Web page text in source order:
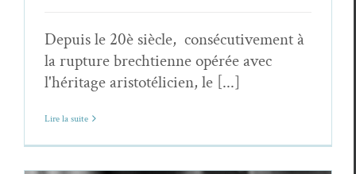
Depuis le 20è siècle, consécutivement à
la rupture brechtienne opérée avec
l'héritage aristotélicien, le [...]
Lire la suite